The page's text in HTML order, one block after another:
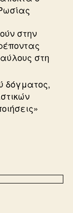
στην
στη
δόγματος,